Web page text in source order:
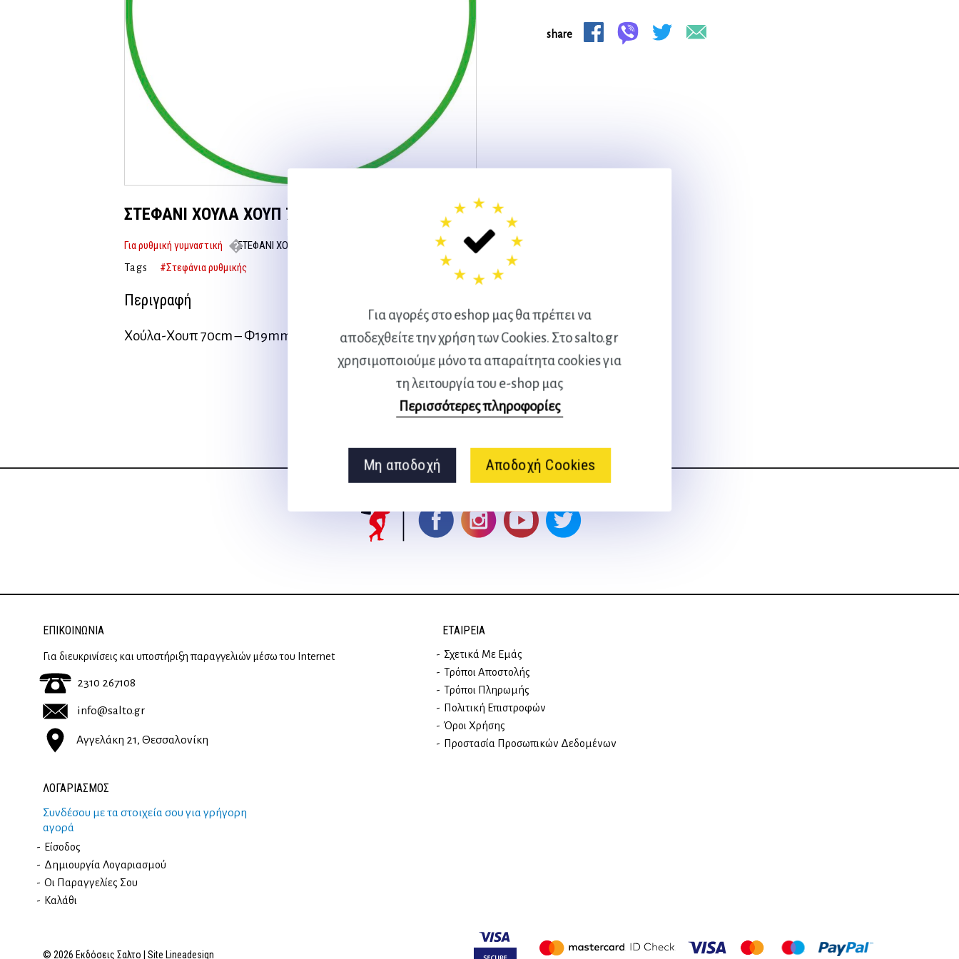
Για αγορές στο eshop μας θα πρέπει να
αποδεχθείτε την χρήση των Cookies. Στο salto.gr
χρησιμοποιούμε μόνο τα απαραίτητα cookies για
τη λειτουργία του e-shop μας
Περισσότερες πληροφορίες
Μη αποδοχή Αποδοχή Cookies
share
ΣΤΕΦΑΝΙ ΧΟΥΛΑ ΧΟΥΠ 70εκ. / 19mm, ΠΡΑΣΙΝΟ -48059-
Για ρυθμική γυμναστική ΣΤΕΦΑΝΙ ΧΟΥΛΑ ΧΟΥΠ 70εκ. / 19mm, ΠΡΑΣΙΝΟ -48059-
Tags #Στεφάνια ρυθμικής
Περιγραφή
Χούλα-Χουπ 70cm – Φ19mm – 175gr, Πράσινο
Ακολουθήστε μας
στα social media
ΕΠΙΚΟΙΝΩΝΊΑ
Για διευκρινίσεις και υποστήριξη παραγγελιών μέσω του Internet
2310 267108
info@salto.gr
Αγγελάκη 21, Θεσσαλονίκη
ΕΤΑΙΡΕΊΑ
Σχετικά Με Εμάς
Τρόποι Αποστολής
Τρόποι Πληρωμής
Πολιτική Επιστροφών
Όροι Χρήσης
Προστασία Προσωπικών Δεδομένων
ΛΟΓΑΡΙΑΣΜΟΣ
Συνδέσου με τα στοιχεία σου για γρήγορη
αγορά
Είσοδος
Δημιουργία Λογαριασμού
Οι Παραγγελίες Σου
Καλάθι
© 2026 Εκδόσεις Σαλτο | Site Lineadesign